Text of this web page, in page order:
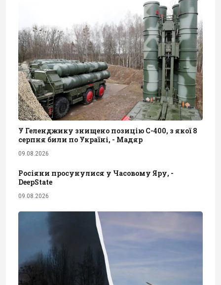
У Геленджику знищено позицію С-400, з якої 8
серпня били по Україні, - Мадяр
09.08.2026
Росіяни просунулися у Часовому Яру, -
DeepState
09.08.2026